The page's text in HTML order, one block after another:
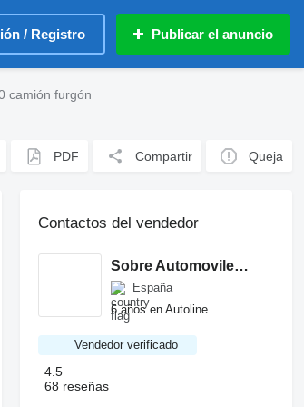
/ Registro Publicar el anuncio
camión furgón
PDF Compartir Queja
Contactos del vendedor
Sobre Automoviles Muñoz y Lancharro
España
6 años en Autoline
Vendedor verificado
4.5
68 reseñas